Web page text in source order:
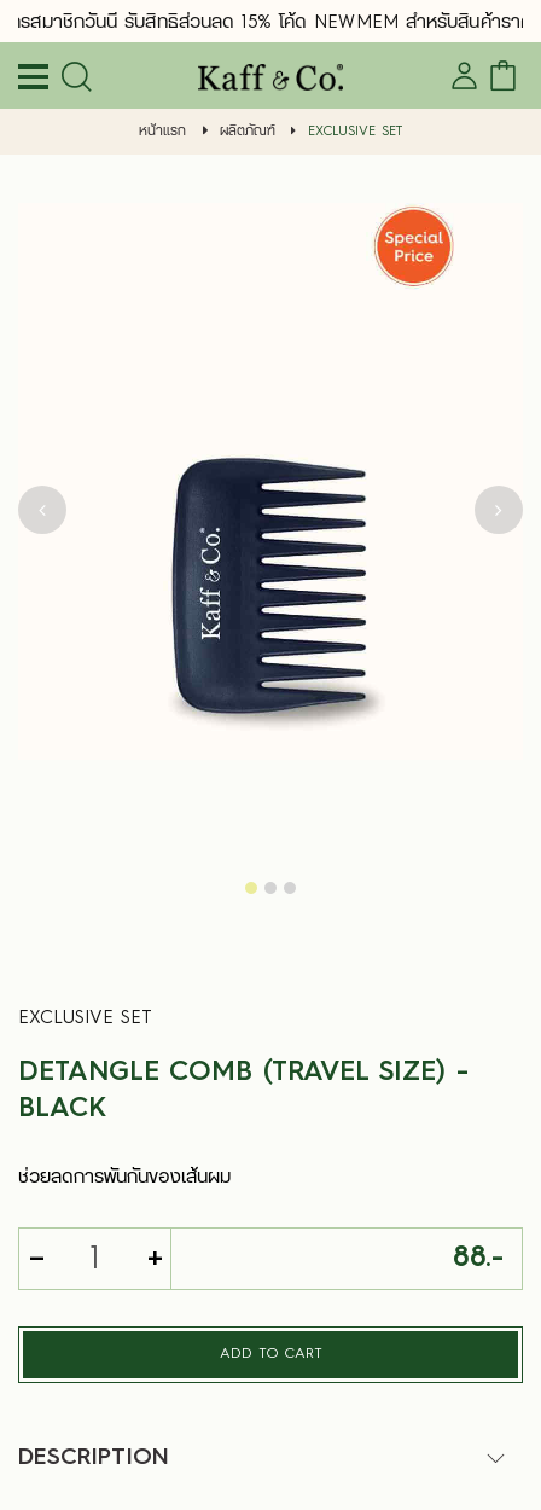
ครสมาชิกวันนี้ รับสิทธิ์ส่วนลด 15% โค้ด NEWMEM สำหรับสินค้าราคา
หน้าแรก ผลิตภัณฑ์ EXCLUSIVE SET
EXCLUSIVE SET
DETANGLE COMB (TRAVEL SIZE) -
BLACK
ช่วยลดการพันกันของเส้นผม
- + 88.-
ADD TO CART
DESCRIPTION